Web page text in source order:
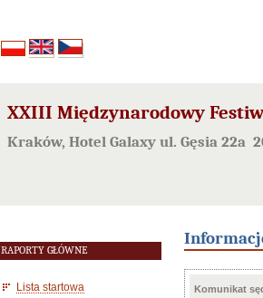
XXIII Międzynarodowy
Kraków, Hotel Galaxy ul. Gęsia 22a
RAPORTY GŁÓWNE
Lista startowa
Komunikat